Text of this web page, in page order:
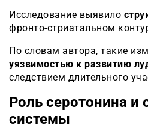
Исследование выявило
фронто-стриатальном
По словам автора, такие
уязвимостью к развитию
следствием длительного
Роль серотонина и
системы